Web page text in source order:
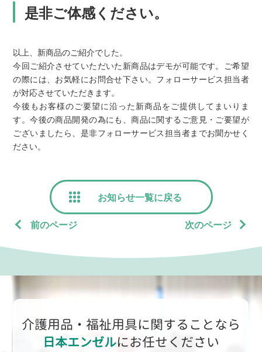
是非ご体感ください。
以上、新商品のご紹介でした。
今回ご紹介させていただいた新商品はデモが可能です。ご希望
の際には、お気軽にお問合せ下さい。フォローサービス担当者
が対応させていただきます。
今後もお客様のご要望に沿った新商品をご提供してまいりま
す。今後の商品開発の為にも、商品に関するご意見・ご要望が
ございましたら、是非フォローサービス担当者までお聞かせく
ださい。
前のページ
お知らせ一覧に戻る
次のページ
介護用品・福祉用具に関することなら
日本エンゼルにお任せください